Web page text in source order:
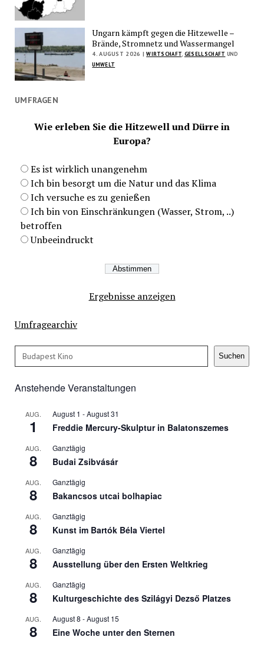
Ungarn kämpft gegen die Hitzewelle –
Brände, Stromnetz und Wassermangel
4. AUGUST 2026 | WIRTSCHAFT GESELLSCHAFT UND
UMWELT
UMFRAGEN
Wie erleben Sie die Hitzewell und Dürre in
Europa?
Es ist wirklich unangenehm
Ich bin besorgt um die Natur und das Klima
Ich versuche es zu genießen
Ich bin von Einschränkungen (Wasser, Strom, ..)
betroffen
Unbeeindruckt
Ergebnisse anzeigen
Umfragearchiv
Suchen Suchen
Anstehende Veranstaltungen
AUG.
1
August 1 -August 31
Freddie Mercury-Skulptur in Balatonszemes
AUG.
8
Ganztägig
Budai Zsibvásár
AUG.
8
Ganztägig
Bakancsos utcai bolhapiac
AUG.
8
Ganztägig
Kunst im Bartók Béla Viertel
AUG.
8
Ganztägig
Ausstellung über den Ersten Weltkrieg
AUG.
8
Ganztägig
Kulturgeschichte des Szilágyi Dezső Platzes
AUG.
8
August 8 -August 15
Eine Woche unter den Sternen